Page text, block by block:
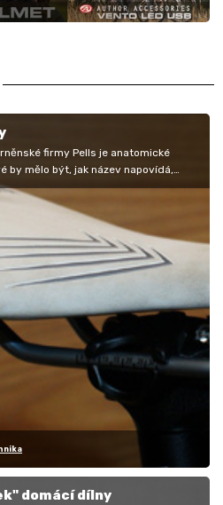
firmy Pells je anatomické
by mělo být, jak název napovídá,
domácí dílny